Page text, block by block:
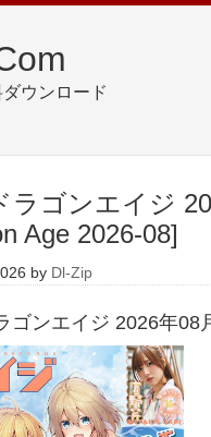
ウンロード
ラゴンエイジ
Age 2026-08]
by Dl-Zip
ゴンエイジ 2026年08